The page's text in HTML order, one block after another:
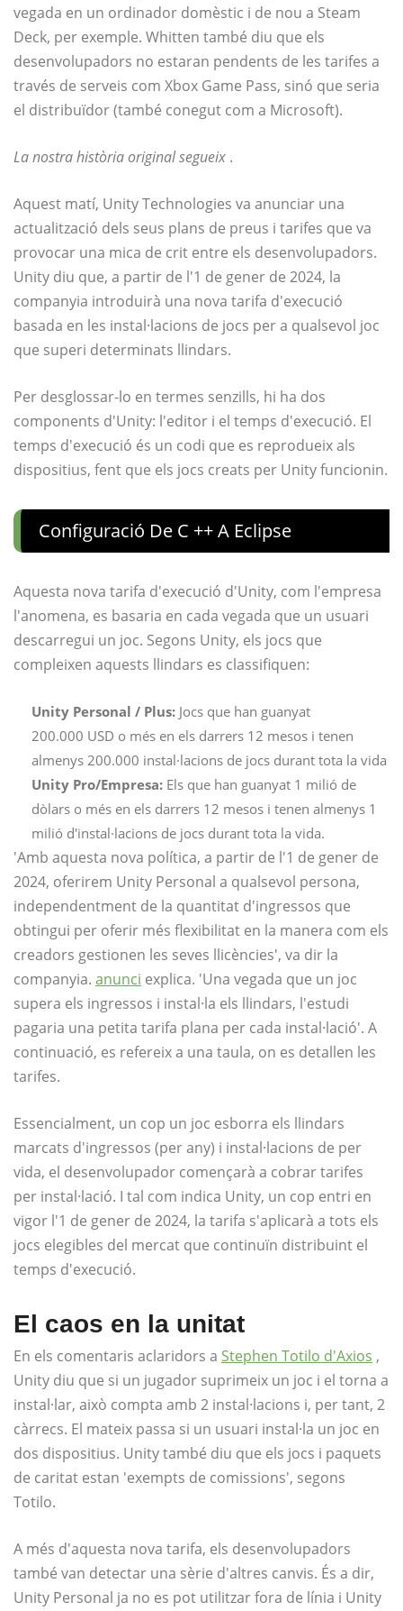
vegada en un ordinador domèstic i de nou a Steam
Deck, per exemple. Whitten també diu que els
desenvolupadors no estaran pendents de les tarifes a
través de serveis com Xbox Game Pass, sinó que seria
el distribuïdor (també conegut com a Microsoft).
La nostra història original segueix .
Aquest matí, Unity Technologies va anunciar una
actualització dels seus plans de preus i tarifes que va
provocar una mica de crit entre els desenvolupadors.
Unity diu que, a partir de l'1 de gener de 2024, la
companyia introduirà una nova tarifa d'execució
basada en les instal·lacions de jocs per a qualsevol joc
que superi determinats llindars.
Per desglossar-lo en termes senzills, hi ha dos
components d'Unity: l'editor i el temps d'execució. El
temps d'execució és un codi que es reprodueix als
dispositius, fent que els jocs creats per Unity funcionin.
Configuració De C ++ A Eclipse
Aquesta nova tarifa d'execució d'Unity, com l'empresa
l'anomena, es basaria en cada vegada que un usuari
descarregui un joc. Segons Unity, els jocs que
compleixen aquests llindars es classifiquen:
Unity Personal / Plus: Jocs que han guanyat
200.000 USD o més en els darrers 12 mesos i tenen
almenys 200.000 instal·lacions de jocs durant tota la vida
Unity Pro/Empresa: Els que han guanyat 1 milió de
dòlars o més en els darrers 12 mesos i tenen almenys 1
milió d'instal·lacions de jocs durant tota la vida.
'Amb aquesta nova política, a partir de l'1 de gener de
2024, oferirem Unity Personal a qualsevol persona,
independentment de la quantitat d'ingressos que
obtingui per oferir més flexibilitat en la manera com els
creadors gestionen les seves llicències', va dir la
companyia. anunci explica. 'Una vegada que un joc
supera els ingressos i instal·la els llindars, l'estudi
pagaria una petita tarifa plana per cada instal·lació'. A
continuació, es refereix a una taula, on es detallen les
tarifes.
Essencialment, un cop un joc esborra els llindars
marcats d'ingressos (per any) i instal·lacions de per
vida, el desenvolupador començarà a cobrar tarifes
per instal·lació. I tal com indica Unity, un cop entri en
vigor l'1 de gener de 2024, la tarifa s'aplicarà a tots els
jocs elegibles del mercat que continuïn distribuint el
temps d'execució.
El caos en la unitat
En els comentaris aclaridors a Stephen Totilo d'Axios ,
Unity diu que si un jugador suprimeix un joc i el torna a
instal·lar, això compta amb 2 instal·lacions i, per tant, 2
càrrecs. El mateix passa si un usuari instal·la un joc en
dos dispositius. Unity també diu que els jocs i paquets
de caritat estan 'exempts de comissions', segons
Totilo.
A més d'aquesta nova tarifa, els desenvolupadors
també van detectar una sèrie d'altres canvis. És a dir,
Unity Personal ja no es pot utilitzar fora de línia i Unity